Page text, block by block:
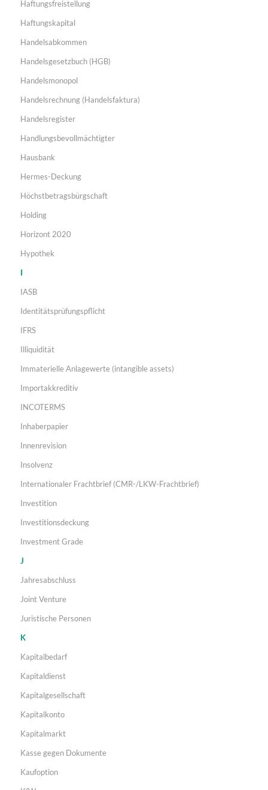
Haftungsfreistellung
Haftungskapital
Handelsabkommen
Handelsgesetzbuch (HGB)
Handelsmonopol
Handelsrechnung (Handelsfaktura)
Handelsregister
Handlungsbevollmächtigter
Hausbank
Hermes-Deckung
Höchstbetragsbürgschaft
Holding
Horizont 2020
Hypothek
I
IASB
Identitätsprüfungspflicht
IFRS
Illiquidität
Immaterielle Anlagewerte (intangible assets)
Importakkreditiv
INCOTERMS
Inhaberpapier
Innenrevision
Insolvenz
Internationaler Frachtbrief (CMR-/LKW-Frachtbrief)
Investition
Investitionsdeckung
Investment Grade
J
Jahresabschluss
Joint Venture
Juristische Personen
K
Kapitalbedarf
Kapitaldienst
Kapitalgesellschaft
Kapitalkonto
Kapitalmarkt
Kasse gegen Dokumente
Kaufoption